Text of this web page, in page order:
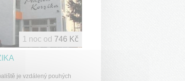
je vzdálený pouhých
1 noc od 746 Kč